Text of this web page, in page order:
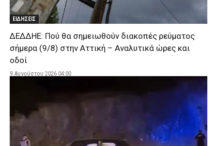
ΕΙΔΗΣΕΙΣ
ΔΕΔΔΗΕ: Πού θα σημειωθούν διακοπές ρεύματος
σήμερα (9/8) στην Αττική – Αναλυτικά ώρες και
οδοί
9 Αυγούστου 2026 04:00